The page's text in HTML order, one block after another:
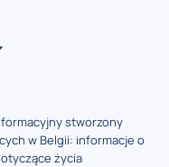
stworzony
w Belgii: informacje o
życia